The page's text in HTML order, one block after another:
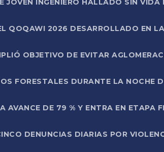
JOVEN INGENIERO HALLADO SIN
QOQAWI 2026 DESARROLLADO EN
OBJETIVO DE EVITAR
FORESTALES DURANTE LA NOCHE
AVANCE DE 79 % Y ENTRA EN ETAPA
DENUNCIAS DIARIAS POR